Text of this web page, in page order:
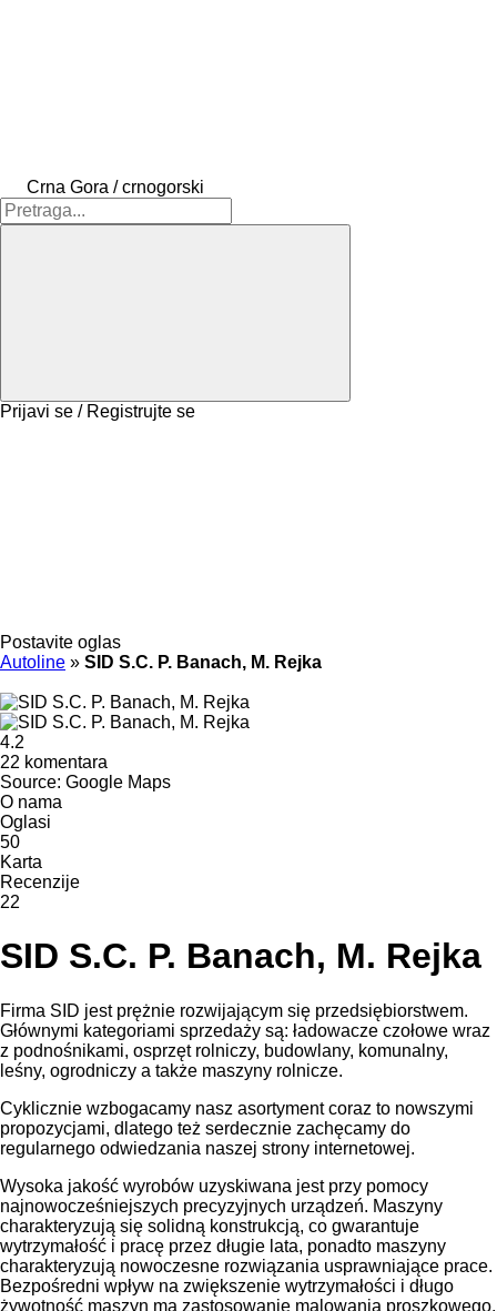
Crna Gora / crnogorski
Prijavi se / Registrujte se
Postavite oglas
Autoline » SID S.C. P. Banach, M. Rejka
4.2
22 komentara
Source: Google Maps
O nama
Oglasi
50
Karta
Recenzije
22
SID S.C. P. Banach, M. Rejka
Firma SID jest prężnie rozwijającym się przedsiębiorstwem.
Głównymi kategoriami sprzedaży są: ładowacze czołowe wraz
z podnośnikami, osprzęt rolniczy, budowlany, komunalny,
leśny, ogrodniczy a także maszyny rolnicze.
Cyklicznie wzbogacamy nasz asortyment coraz to nowszymi
propozycjami, dlatego też serdecznie zachęcamy do
regularnego odwiedzania naszej strony internetowej.
Wysoka jakość wyrobów uzyskiwana jest przy pomocy
najnowocześniejszych precyzyjnych urządzeń. Maszyny
charakteryzują się solidną konstrukcją, co gwarantuje
wytrzymałość i pracę przez długie lata, ponadto maszyny
charakteryzują nowoczesne rozwiązania usprawniające prace.
Bezpośredni wpływ na zwiększenie wytrzymałości i długo
żywotność maszyn ma zastosowanie malowania proszkowego,